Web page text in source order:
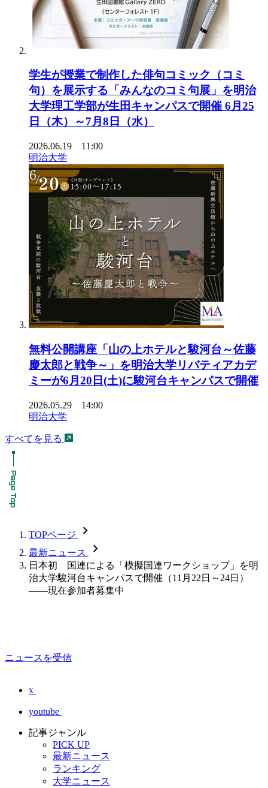
学生が授業で制作した俳句コミック（コミ
句）を展示する「みんなのコミ句展」を明治
大学理工学部が生田キャンパスで開催 6月25
日（木）～7月8日（水）
2026.06.19 11:00
明治大学
無料公開講座「山の上ホテルと駿河台～佐藤
慶太郎と戦争～」を明治大学リバティアカデ
ミーが6月20日(土)に駿河台キャンパスで開催
2026.05.29 14:00
明治大学
すべてを見る
TOPページ chevron_forward
最新ニュース chevron_forward
日本初 国連による「模擬国連ワークショップ」を明
治大学駿河台キャンパスで開催（11月22日～24日）
――現在参加者募集中
ニュースを受信
x
youtube
記事ジャンル
PICK UP
最新ニュース
ランキング
大学ニュース